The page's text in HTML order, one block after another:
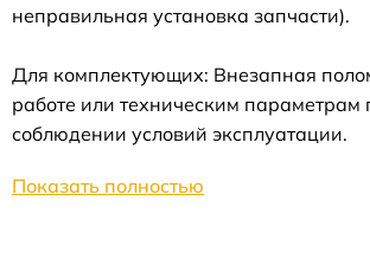
неправильная установка запчасти).
Для комплектующих: Внезапная
работе или техническим параметрам
соблюдении условий эксплуатации.
Показать полностью